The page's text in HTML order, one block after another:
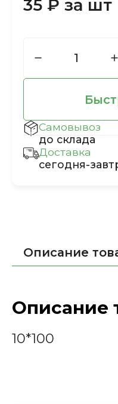
35 ₽ за шт
Самовывоз
до склада
Доставка
сегодня-
Описание
Описание
10*100